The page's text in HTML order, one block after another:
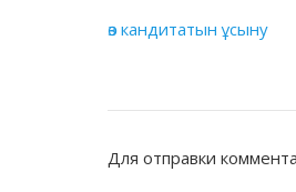
өз кандитатын ұсыну
Для отправки